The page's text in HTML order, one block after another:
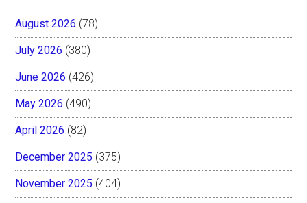
August 2026 (78)
July 2026 (380)
June 2026 (426)
May 2026 (490)
April 2026 (82)
December 2025 (375)
November 2025 (404)